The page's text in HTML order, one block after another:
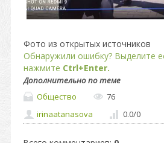
Фото из открытых источников
Обнаружили ошибку? Выделите
нажмите Ctrl+Enter.
Дополнительно по теме
Общество
76
irinaatanasova
0.0/0